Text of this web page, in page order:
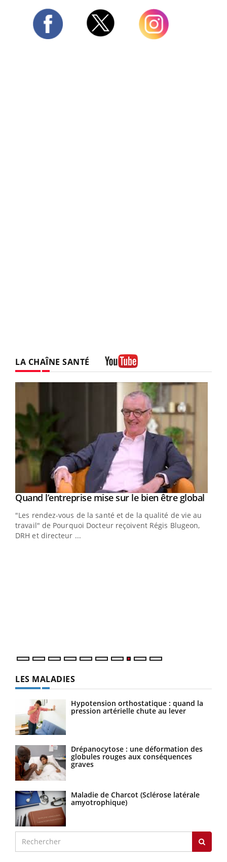
LA CHAÎNE SANTÉ
Youtube
Quand l’entreprise mise sur le bien être global
"Les rendez-vous de la santé et de la qualité de vie au
travail" de Pourquoi Docteur reçoivent Régis Blugeon,
DRH et directeur ...
LES MALADIES
Hypotension orthostatique : quand la
pression artérielle chute au lever
Drépanocytose : une déformation des
globules rouges aux conséquences
graves
Maladie de Charcot (Sclérose latérale
amyotrophique)